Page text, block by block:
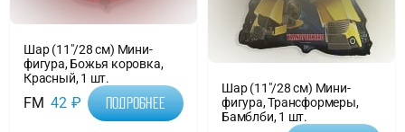
Шар (11″/28 см) Мини-
фигура, Божья коровка,
Красный, 1 шт.
FM 42 ₽ Подробнее
Шар (11″/28 см) Мини-
фигура, Трансформеры,
Бамблби, 1 шт.